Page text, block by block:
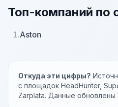
Топ-компаний по
1.Aston
Откуда эти цифры?
с площадок HeadHunter,
Zarplata. Данные обновлены